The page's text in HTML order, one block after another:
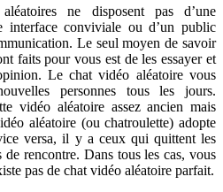
ne disposent pas d’une
interface conviviale ou d’un public
Le seul moyen de savoir
faits pour vous est de les essayer et
Le chat vidéo aléatoire vous
personnes tous les jours.
vidéo aléatoire assez ancien mais
aléatoire (ou chatroulette) adopte
versa, il y a ceux qui quittent les
rencontre. Dans tous les cas, vous
pas de chat vidéo aléatoire parfait.